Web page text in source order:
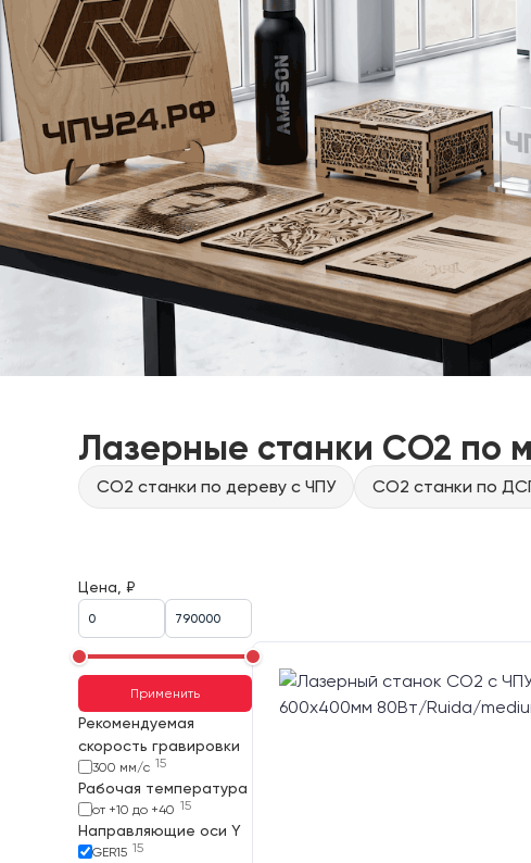
Лазерные станки CO2 по
CO2 станки по дереву с ЧПУ CO2 станки по
Цена, ₽
Применить
Рекомендуемая
скорость гравировки
300 мм/с 15
Рабочая температура
от +10 до +40 15
Направляющие оси Y
GER15 15